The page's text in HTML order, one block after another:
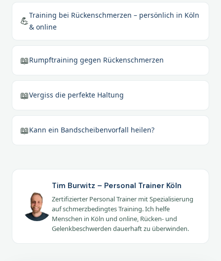
💪Training bei Rückenschmerzen – persönlich in Köln
& online
📖Rumpftraining gegen Rückenschmerzen
📖Vergiss die perfekte Haltung
📖Kann ein Bandscheibenvorfall heilen?
Tim Burwitz – Personal Trainer Köln
Zertifizierter Personal Trainer mit Spezialisierung
auf schmerzbedingtes Training. Ich helfe
Menschen in Köln und online, Rücken- und
Gelenkbeschwerden dauerhaft zu überwinden.